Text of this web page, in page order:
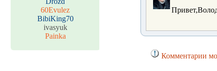
60Evulez
BibiKing70
ivasyuk
Painka
Комментарии